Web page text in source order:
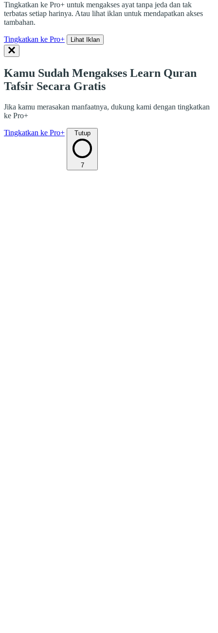
Tingkatkan ke Pro+ untuk mengakses ayat tanpa jeda dan tak
terbatas setiap harinya. Atau lihat iklan untuk mendapatkan akses
tambahan.
Tingkatkan ke Pro+ Lihat Iklan
Kamu Sudah Mengakses Learn Quran
Tafsir Secara Gratis
Jika kamu merasakan manfaatnya, dukung kami dengan tingkatkan
ke Pro+
Tingkatkan ke Pro+ Tutup
7